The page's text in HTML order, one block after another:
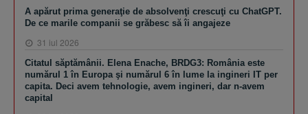
A apărut prima generaţie de absolvenţi crescuţi cu ChatGPT.
De ce marile companii se grăbesc să îi angajeze
31 iul 2026
Citatul săptămânii. Elena Enache, BRDG3: România este
numărul 1 în Europa şi numărul 6 în lume la ingineri IT per
capita. Deci avem tehnologie, avem ingineri, dar n-avem
capital